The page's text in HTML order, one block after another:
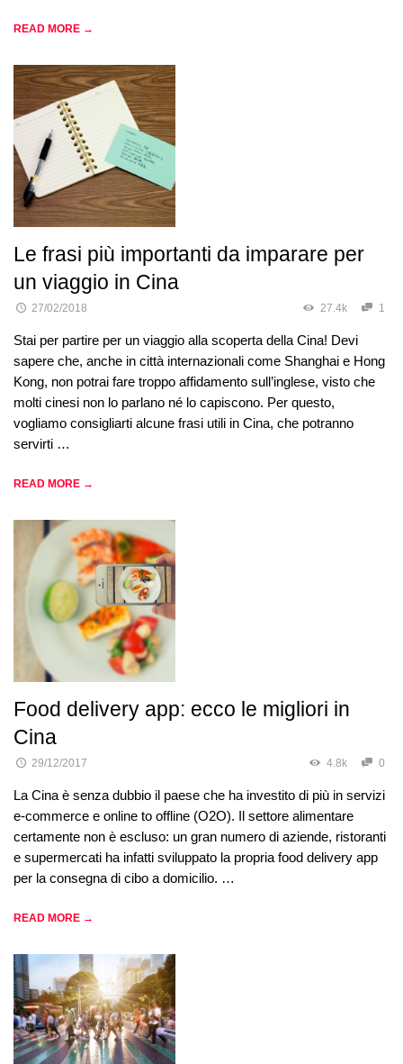
READ MORE →
Le frasi più importanti da imparare per
un viaggio in Cina
27/02/2018 27.4k 1
Stai per partire per un viaggio alla scoperta della Cina! Devi
sapere che, anche in città internazionali come Shanghai e Hong
Kong, non potrai fare troppo affidamento sull’inglese, visto che
molti cinesi non lo parlano né lo capiscono. Per questo,
vogliamo consigliarti alcune frasi utili in Cina, che potranno
servirti …
READ MORE →
Food delivery app: ecco le migliori in
Cina
29/12/2017 4.8k 0
La Cina è senza dubbio il paese che ha investito di più in servizi
e-commerce e online to offline (O2O). Il settore alimentare
certamente non è escluso: un gran numero di aziende, ristoranti
e supermercati ha infatti sviluppato la propria food delivery app
per la consegna di cibo a domicilio. …
READ MORE →